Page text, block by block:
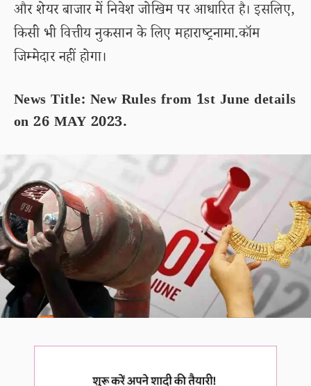
और शेयर बाजार में निवेश जोखिम पर आधारित है। इसलिए,
किसी भी वित्तीय नुकसान के लिए महाराष्ट्रनामा.कॉम
जिम्मेदार नहीं होगा।
News Title: New Rules from 1st June details
on 26 MAY 2023.